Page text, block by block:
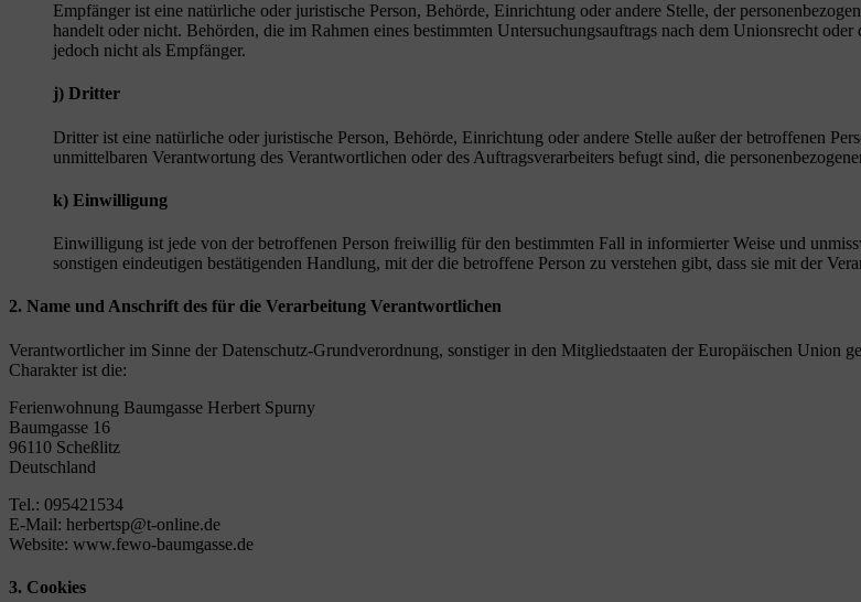
Empfänger ist eine natürliche oder juristische Person, Behörde, Einrichtung oder andere Stelle, der
handelt oder nicht. Behörden, die im Rahmen eines bestimmten Untersuchungsauftrags nach dem Unionsrecht
jedoch nicht als Empfänger.
j) Dritter
Dritter ist eine natürliche oder juristische Person, Behörde, Einrichtung oder andere Stelle außer der betroffenen
unmittelbaren Verantwortung des Verantwortlichen oder des Auftragsverarbeiters befugt sind, die
k) Einwilligung
Einwilligung ist jede von der betroffenen Person freiwillig für den bestimmten Fall in informierter Weise und
sonstigen eindeutigen bestätigenden Handlung, mit der die betroffene Person zu verstehen gibt, dass sie mit der
2. Name und Anschrift des für die Verarbeitung Verantwortlichen
Verantwortlicher im Sinne der Datenschutz-Grundverordnung, sonstiger in den Mitgliedstaaten der Europäischen Union
Charakter ist die:
Ferienwohnung Baumgasse Herbert Spurny
Baumgasse 16
96110 Scheßlitz
Deutschland
Tel.: 095421534
E-Mail: herbertsp@t-online.de
Website: www.fewo-baumgasse.de
3. Cookies